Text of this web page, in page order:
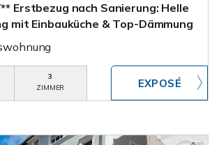
Erstbezug nach Sanierung: Helle
mit Einbauküche & Top-Dämmung
3
ZIMMER